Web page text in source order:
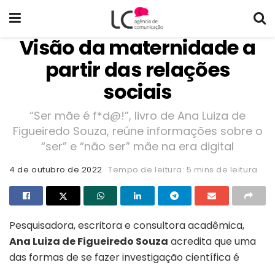
Visão da maternidade a
partir das relações
sociais
“Ser mãe é f*d@!”, livro de Ana Luiza de
Figueiredo Souza, reúne informações sobre o
“ser” e “não ser” mãe na era digital
4 de outubro de 2022 Tempo de leitura: 5 mins de leitura
Pesquisadora, escritora e consultora acadêmica,
Ana Luiza de Figueiredo Souza acredita que uma
das formas de se fazer investigação científica é